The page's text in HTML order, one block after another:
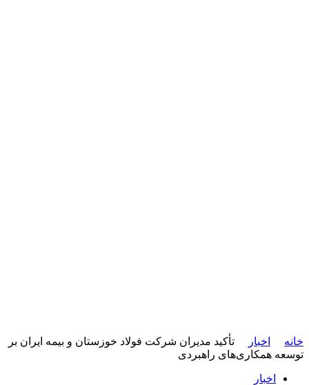
خانه اخبار
تأکید مدیران شرکت فولاد خوزستان و بیمه ایران بر
توسعه همکاری‌های راهبردی
اخبار